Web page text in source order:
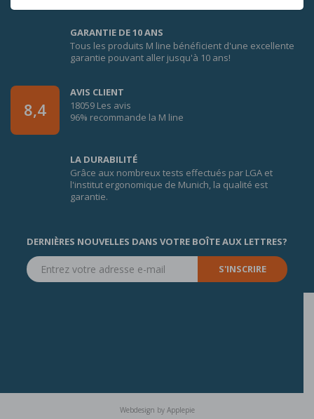
GARANTIE DE 10 ANS
Tous les produits M line bénéficient d'une excellente
garantie pouvant aller jusqu'à 10 ans!
8,4
AVIS CLIENT
18059 Les avis
96% recommande la M line
LA DURABILITÉ
Grâce aux nombreux tests effectués par LGA et
l'institut ergonomique de Munich, la qualité est
garantie.
DERNIÈRES NOUVELLES DANS VOTRE BOÎTE AUX LETTRES?
S'INSCRIRE
Webdesign by Applepie